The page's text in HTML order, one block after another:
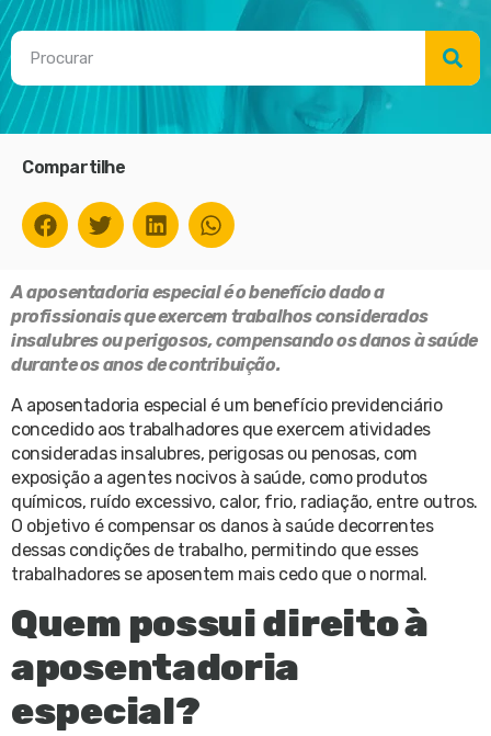
Compartilhe
A aposentadoria especial é o benefício dado a
profissionais que exercem trabalhos considerados
insalubres ou perigosos, compensando os danos à saúde
durante os anos de contribuição.
A aposentadoria especial é um benefício previdenciário
concedido aos trabalhadores que exercem atividades
consideradas insalubres, perigosas ou penosas, com
exposição a agentes nocivos à saúde, como produtos
químicos, ruído excessivo, calor, frio, radiação, entre outros.
O objetivo é compensar os danos à saúde decorrentes
dessas condições de trabalho, permitindo que esses
trabalhadores se aposentem mais cedo que o normal.
Quem possui direito à
aposentadoria
especial?